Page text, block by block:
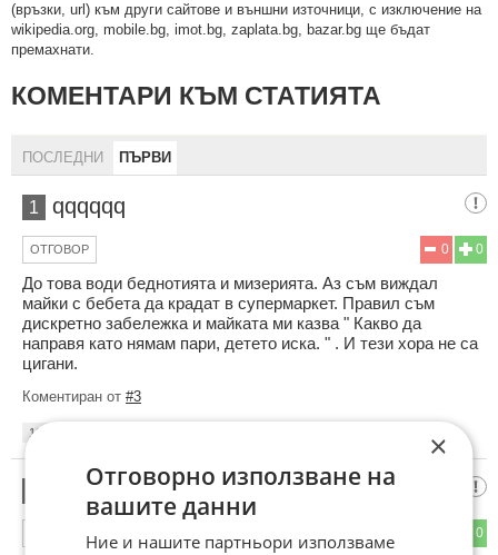
(връзки, url) към други сайтове и външни източници, с изключение на
wikipedia.org, mobile.bg, imot.bg, zaplata.bg, bazar.bg ще бъдат
премахнати.
КОМЕНТАРИ КЪМ СТАТИЯТА
ПОСЛЕДНИ ПЪРВИ
1 qqqqqq
0
0
ОТГОВОР
До това води беднотията и мизерията. Аз съм виждал
майки с бебета да крадат в супермаркет. Правил съм
дискретно забележка и майката ми казва " Какво да
направя като нямам пари, детето иска. " . И тези хора не са
цигани.
Коментиран от #3
10:21
калайката
0
×
Отговорно използване на
вашите данни
Ние и нашите партньори използваме